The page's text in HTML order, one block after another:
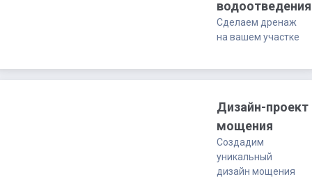
водоотведения
Сделаем дренаж
на вашем участке
Дизайн-проект
мощения
Создадим
уникальный
дизайн мощения